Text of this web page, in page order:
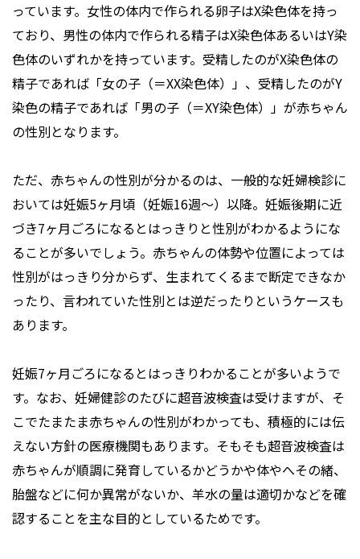
っています。女性の体内で作られる卵子はX染色体を持っ
ており、男性の体内で作られる精子はX染色体あるいはY染
色体のいずれかを持っています。受精したのがX染色体の
精子であれば「女の子（＝XX染色体）」、受精したのがY
染色の精子であれば「男の子（＝XY染色体）」が赤ちゃん
の性別となります。
ただ、赤ちゃんの性別が分かるのは、一般的な妊婦検診に
おいては妊娠5ヶ月頃（妊娠16週～）以降。妊娠後期に近
づき7ヶ月ごろになるとはっきりと性別がわかるようにな
ることが多いでしょう。赤ちゃんの体勢や位置によっては
性別がはっきり分からず、生まれてくるまで断定できなか
ったり、言われていた性別とは逆だったりというケースも
あります。
妊娠7ヶ月ごろになるとはっきりわかることが多いようで
す。なお、妊婦健診のたびに超音波検査は受けますが、そ
こでたまたま赤ちゃんの性別がわかっても、積極的には伝
えない方針の医療機関もあります。そもそも超音波検査は
赤ちゃんが順調に発育しているかどうかや体やへその緒、
胎盤などに何か異常がないか、羊水の量は適切かなどを確
認することを主な目的としているためです。